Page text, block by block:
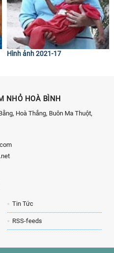
Hình ảnh 2021-17
NHỎ HOÀ BÌNH
Hoà Thắng, Buôn Ma Thuột,
Tin Tức
RSS-feeds